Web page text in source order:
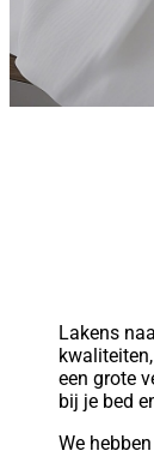
Lakens
een grote
bij je bed
We